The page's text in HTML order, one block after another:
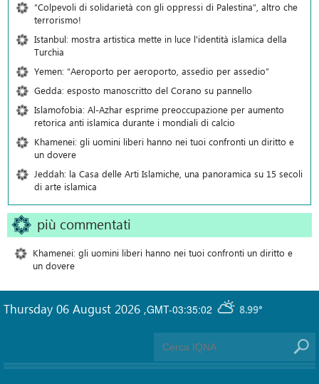
“Colpevoli di solidarietà con gli oppressi di Palestina”, altro che
terrorismo!
Istanbul: mostra artistica mette in luce l'identità islamica della
Turchia
Yemen: “Aeroporto per aeroporto, assedio per assedio”
Gedda: esposto manoscritto del Corano su pannello
Islamofobia: Al-Azhar esprime preoccupazione per aumento
retorica anti islamica durante i mondiali di calcio
Khamenei: gli uomini liberi hanno nei tuoi confronti un diritto e
un dovere
Jeddah: la Casa delle Arti Islamiche, una panoramica su 15 secoli
di arte islamica
più commentati
Khamenei: gli uomini liberi hanno nei tuoi confronti un diritto e
un dovere
GMT-03:35:02 8.99°
Thursday 06 August 2026 ,